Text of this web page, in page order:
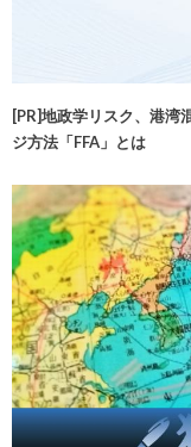
[PR]地政学リスク、港湾
ジ方法「FFA」とは